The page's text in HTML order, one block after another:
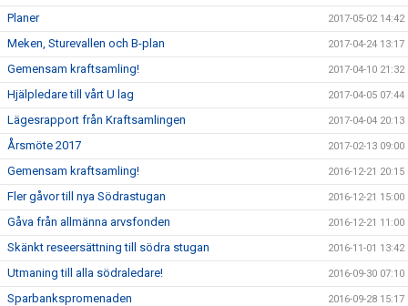
Planer 2017-05-02 14:42
Meken, Sturevallen och B-plan 2017-04-24 13:17
Gemensam kraftsamling! 2017-04-10 21:32
Hjälpledare till vårt U lag 2017-04-05 07:44
Lägesrapport från Kraftsamlingen 2017-04-04 20:13
Årsmöte 2017 2017-02-13 09:00
Gemensam kraftsamling! 2016-12-21 20:15
Fler gåvor till nya Södrastugan 2016-12-21 15:00
Gåva från allmänna arvsfonden 2016-12-21 11:00
Skänkt reseersättning till södra stugan 2016-11-01 13:42
Utmaning till alla södraledare! 2016-09-30 07:10
Sparbankspromenaden 2016-09-28 15:17